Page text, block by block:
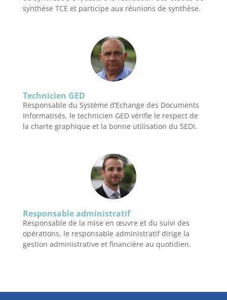
synthèse TCE et participe aux réunions de synthèse.
Technicien GED
Responsable du Système d’Echange des Documents
Informatisés, le technicien GED vérifie le respect de
la charte graphique et la bonne utilisation du SEDI.
Responsable administratif
Responsable de la mise en œuvre et du suivi des
opérations, le responsable administratif dirige la
gestion administrative et financière au quotidien.